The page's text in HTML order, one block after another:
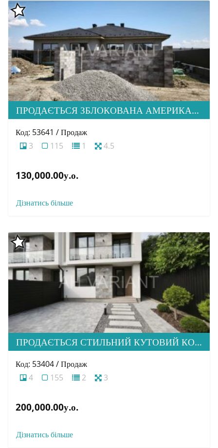
ПРОДАЄТЬСЯ ЗБЛОКОВАНА АМЕРИКАНКА НА СТАДІЇ БУДІВНИЦТВА В ПРЕСТИЖНОМУ МІК. СТОРОДНИЦЯ
Код: 53641 / Продаж
3
115 1 4.5
130,000.00у.о.
Дізнатись більше
ПРОДАЄТЬСЯ СТИЛЬНИЙ КУТОВИЙ КОТЕДЖ У ПРЕСТИЖНОМУ МІКРОРАЙОНІ МИНАЙ
Код: 53404 / Продаж
4
155 2 3
200,000.00у.о.
Дізнатись більше